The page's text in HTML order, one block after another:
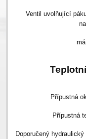
Ventil uvolňující
Přípustná
Přípustná
Doporučený